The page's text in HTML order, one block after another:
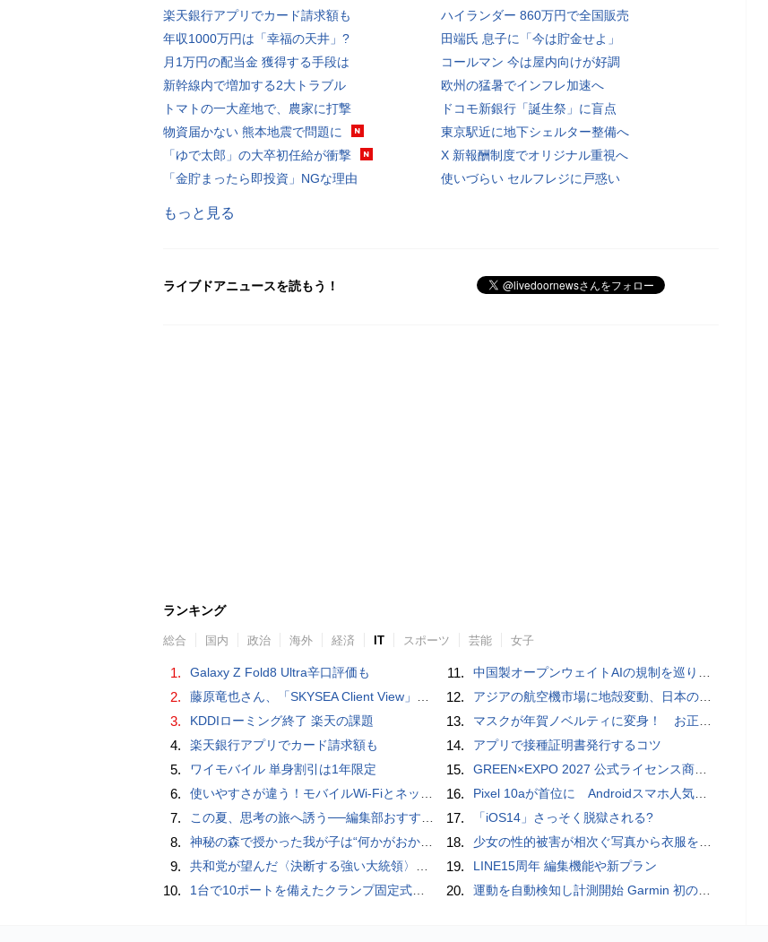
楽天銀行アプリでカード請求額も
年収1000万円は「幸福の天井」?
月1万円の配当金 獲得する手段は
新幹線内で増加する2大トラブル
トマトの一大産地で、農家に打撃
物資届かない 熊本地震で問題に
「ゆで太郎」の大卒初任給が衝撃
「金貯まったら即投資」NGな理由
ハイランダー 860万円で全国販売
田端氏 息子に「今は貯金せよ」
コールマン 今は屋内向けが好調
欧州の猛暑でインフレ加速へ
ドコモ新銀行「誕生祭」に盲点
東京駅近に地下シェルター整備へ
X 新報酬制度でオリジナル重視へ
使いづらい セルフレジに戸惑い
もっと見る
ライブドアニュースを読もう！
ランキング
総合 国内 政治 海外 経済 IT スポーツ 芸能 女子
1. Galaxy Z Fold8 Ultra辛口評価も
2. 藤原竜也さん、「SKYSEA Client View」新CMで「AI労務改善」をアピール 働き方をAIが分析したら「すぐに休んで」と言われる？
3. KDDIローミング終了 楽天の課題
4. 楽天銀行アプリでカード請求額も
5. ワイモバイル 単身割引は1年限定
6. 使いやすさが違う！モバイルWi-FiとネットHDD【PC-DIY 秋の陣】
7. この夏、思考の旅へ誘う──編集部おすすめの7冊：WIRED BOOK GUIDE
8. 神秘の森で授かった我が子は“何かがおかしい”『ナイトボーン -夜哭-』本編映像解禁 母の絶叫顔うちわが全国の劇場に［ホラー通信］
9. 共和党が望んだ〈決断する強い大統領〉が統治するアメリカの到来──「アメリカン・ドッペルゲンガー」by 池田純一#14
10. 1台で10ポートを備えたクランプ固定式電源タップ「Anker Nano Power Strip (10-in-1, 70W, クランプ式)」レビュー
11. 中国製オープンウェイトAIの規制を巡り、シリコンバレーで意見が二分
12. アジアの航空機市場に地殻変動、日本のサプライヤーに影響も
13. マスクが年賀ノベルティに変身！ お正月特別パッケージの注文受付開始
14. アプリで接種証明書発行するコツ
15. GREEN×EXPO 2027 公式ライセンス商品！初の「トゥンクトゥンク」公式LINEスタンプ、販売開始
16. Pixel 10aが首位に Androidスマホ人気ランキングTOP10 2026/8/8
17. 「iOS14」さっそく脱獄される?
18. 少女の性的被害が相次ぐ写真から衣服を剥ぎ取るAIポルノアプリ「ClothOff」の背後にいる人物とは？
19. LINE15周年 編集機能や新プラン
20. 運動を自動検知し計測開始 Garmin 初のスマートバンドを発売 10日間のロングバッテリーで手間いらず